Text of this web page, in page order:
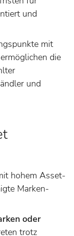
und
mit
die
und
hohem Asset-
Marken-
oder
trotz